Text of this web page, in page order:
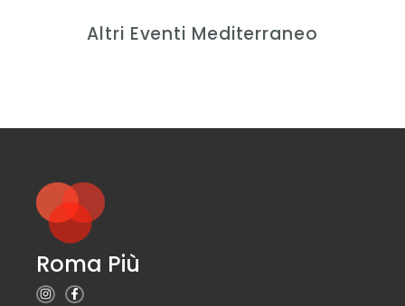
Altri Eventi Mediterraneo
Roma Più